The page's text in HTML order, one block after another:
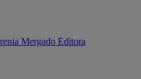
Mergado Editora